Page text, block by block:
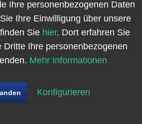
Ihre personenbezogenen Daten
Ihre Einwilligung über unsere
Sie hier. Dort erfahren Sie
Dritte Ihre personenbezogenen
Mehr Informationen
Konfigurieren